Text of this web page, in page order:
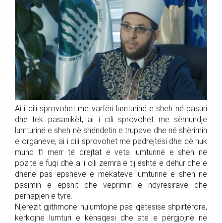
Ai i cili sprovohet me varfëri lumturinë e sheh në pasuri
dhe tek pasanikët, ai i cili sprovohet me sëmundje
lumturinë e sheh në shëndetin e trupave dhe në shërimin
e organeve, ai i cili sprovohet me padrejtësi dhe që nuk
mund t'i merr të drejtat e veta lumturinë e sheh në
pozitë e fuqi dhe ai i cili zemra e tij është e dehur dhe e
dhënë pas epsheve e mëkateve lumturinë e sheh në
pasimin e epshit dhe veprimin e ndyrësirave dhe
përhapjen e tyre.
Njerëzit gjithmonë hulumtojnë pas qetësisë shpirtërore,
kërkojnë lumturi e kënaqësi dhe atë e përgjojnë në